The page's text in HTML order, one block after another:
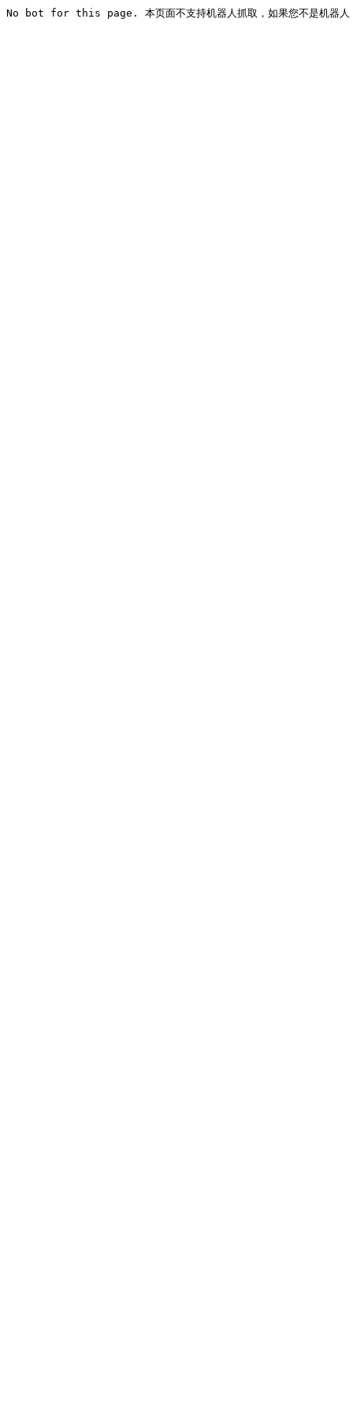
No bot for this page. 本页面不支持机器人抓取，如果您不是机器人，